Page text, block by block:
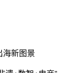
海新图景